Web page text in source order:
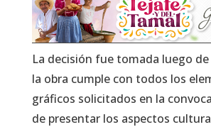
La decisión fue tomada luego
la obra cumple con todos los
gráficos solicitados en la
de presentar los aspectos